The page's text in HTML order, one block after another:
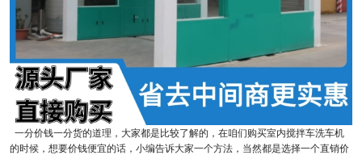
一分价钱一分货的道理，大家都是比较了解的，在咱们购买室内搅拌车洗车机
的时候，想要价钱便宜的话，小编告诉大家一个方法，当然都是选择一个直销价